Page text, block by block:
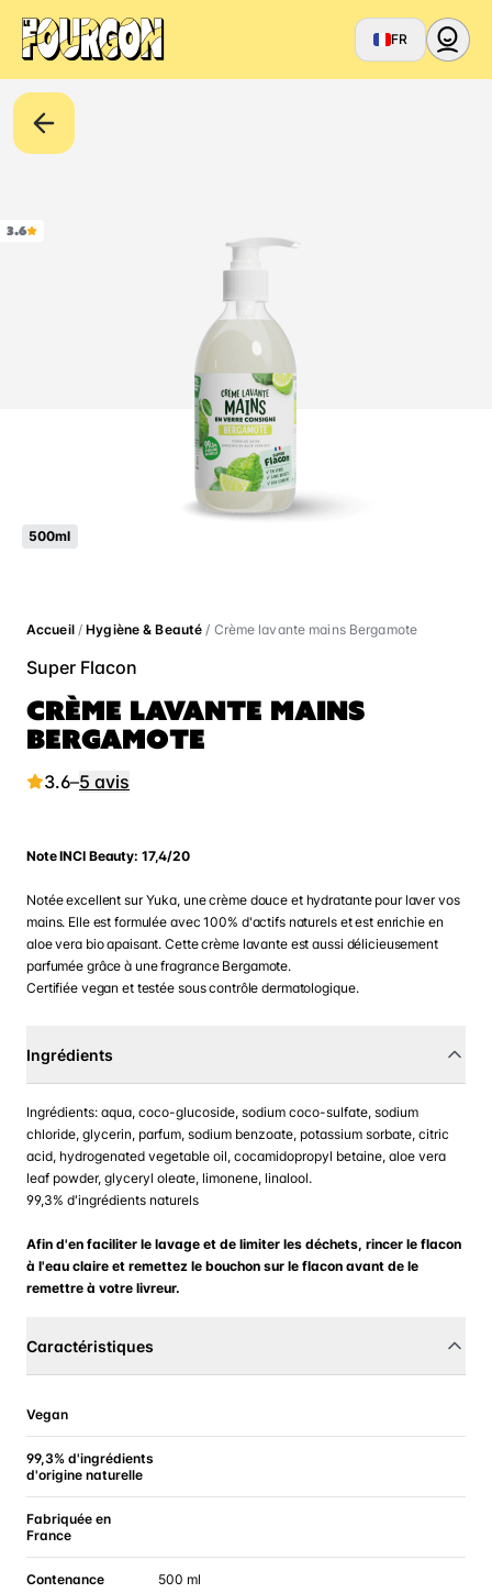
FR
3.6
500ml
Accueil/Hygiène & Beauté / Crème lavante mains Bergamote
Super Flacon
CRÈME LAVANTE MAINS
BERGAMOTE
3.6–5 avis
Note INCI Beauty: 17,4/20
Notée excellent sur Yuka, une crème douce et hydratante pour laver vos
mains. Elle est formulée avec 100% d'actifs naturels et est enrichie en
aloe vera bio apaisant. Cette crème lavante est aussi délicieusement
parfumée grâce à une fragrance Bergamote.
Certifiée vegan et testée sous contrôle dermatologique.
Ingrédients
Ingrédients: aqua, coco-glucoside, sodium coco-sulfate, sodium
chloride, glycerin, parfum, sodium benzoate, potassium sorbate, citric
acid, hydrogenated vegetable oil, cocamidopropyl betaine, aloe vera
leaf powder, glyceryl oleate, limonene, linalool.
99,3% d'ingrédients naturels
Afin d'en faciliter le lavage et de limiter les déchets, rincer le flacon
à l'eau claire et remettez le bouchon sur le flacon avant de le
remettre à votre livreur.
Caractéristiques
Vegan
99,3% d'ingrédients
d'origine naturelle
Fabriquée en
France
Contenance 500 ml